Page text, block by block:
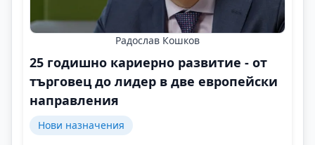
Радослав Кошков
25 годишно кариерно развитие - от
търговец до лидер в две европейски
направления
Нови назначения